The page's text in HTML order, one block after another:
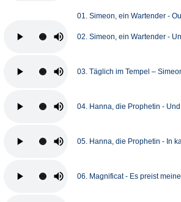
01. Simeon, ein Wartender -
02. Simeon, ein Wartender -
03. Täglich im Tempel –
04. Hanna, die Prophetin -
05. Hanna, die Prophetin - In
06. Magnificat - Es preist